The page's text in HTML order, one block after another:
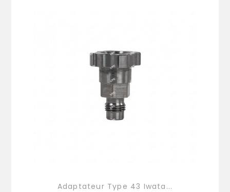
Adaptateur Type 43 Iwata...